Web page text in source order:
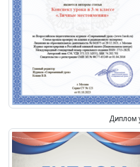
Диплом